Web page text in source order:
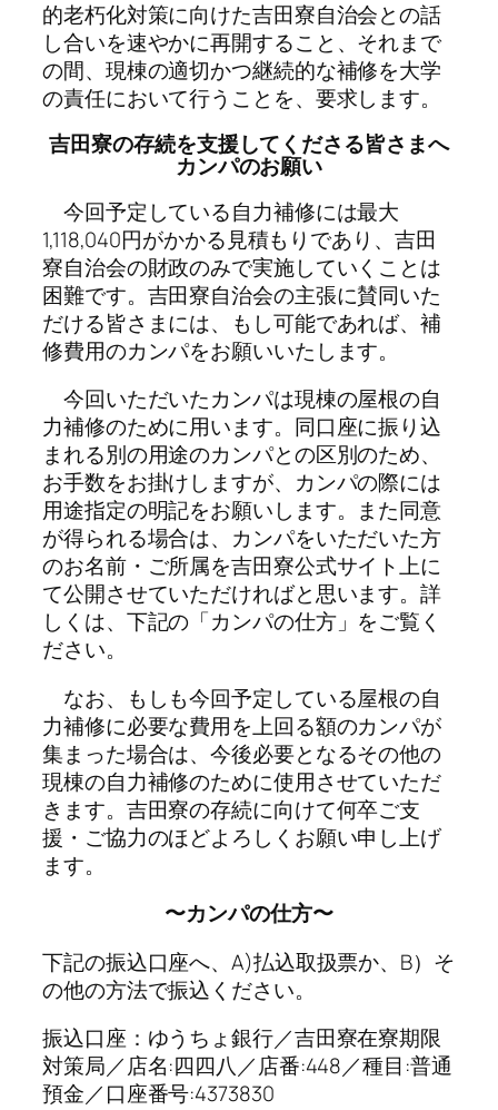
的老朽化対策に向けた吉田寮自治会との話
し合いを速やかに再開すること、それまで
の間、現棟の適切かつ継続的な補修を大学
の責任において行うことを、要求します。
吉田寮の存続を支援してくださる皆さまへ
カンパのお願い
今回予定している自力補修には最大
1,118,040円がかかる見積もりであり、吉田
寮自治会の財政のみで実施していくことは
困難です。吉田寮自治会の主張に賛同いた
だける皆さまには、もし可能であれば、補
修費用のカンパをお願いいたします。
今回いただいたカンパは現棟の屋根の自
力補修のために用います。同口座に振り込
まれる別の用途のカンパとの区別のため、
お手数をお掛けしますが、カンパの際には
用途指定の明記をお願いします。また同意
が得られる場合は、カンパをいただいた方
のお名前・ご所属を吉田寮公式サイト上に
て公開させていただければと思います。詳
しくは、下記の「カンパの仕方」をご覧く
ださい。
なお、もしも今回予定している屋根の自
力補修に必要な費用を上回る額のカンパが
集まった場合は、今後必要となるその他の
現棟の自力補修のために使用させていただ
きます。吉田寮の存続に向けて何卒ご支
援・ご協力のほどよろしくお願い申し上げ
ます。
〜カンパの仕方〜
下記の振込口座へ、A)払込取扱票か、B）そ
の他の方法で振込ください。
振込口座：ゆうちょ銀行／吉田寮在寮期限
対策局／店名:四四八／店番:448／種目:普通
預金／口座番号:4373830